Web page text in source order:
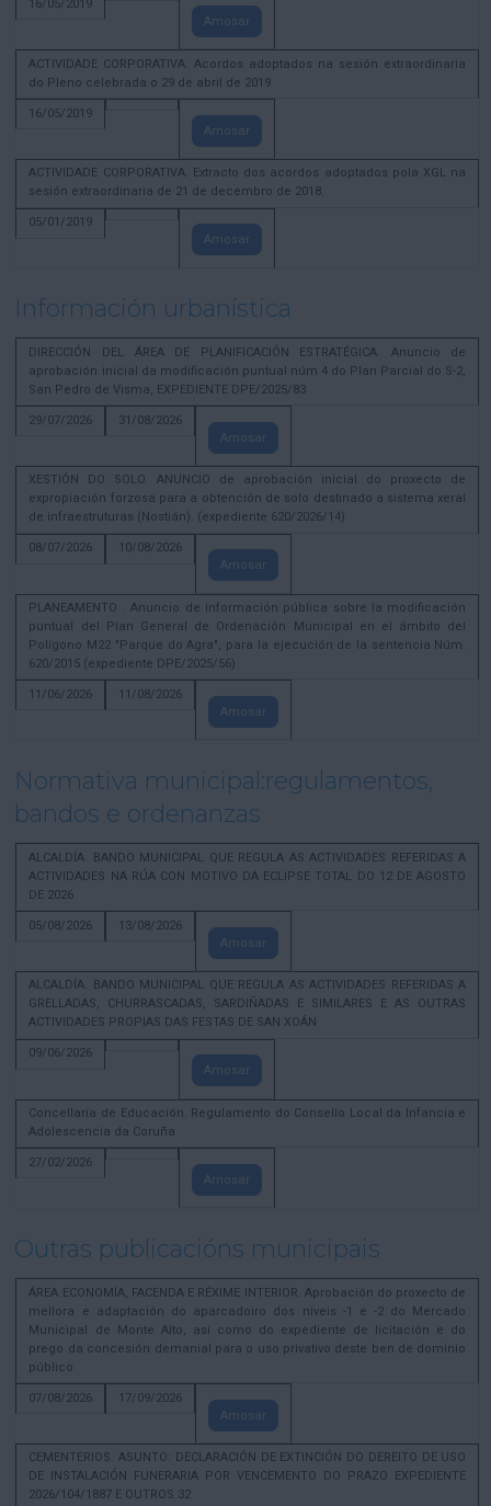
16/05/2019
Amosar
ACTIVIDADE CORPORATIVA. Acordos adoptados na sesión extraordinaria
do Pleno celebrada o 29 de abril de 2019
16/05/2019
Amosar
ACTIVIDADE CORPORATIVA. Extracto dos acordos adoptados pola XGL na
sesión extraordinaria de 21 de decembro de 2018.
05/01/2019
Amosar
Información urbanística
DIRECCIÓN DEL ÁREA DE PLANIFICACIÓN ESTRATÉGICA. Anuncio de
aprobación inicial da modificación puntual núm 4 do Plan Parcial do S-2,
San Pedro de Visma, EXPEDIENTE DPE/2025/83
29/07/2026
31/08/2026
Amosar
XESTIÓN DO SOLO. ANUNCIO de aprobación inicial do proxecto de
expropiación forzosa para a obtención de solo destinado a sistema xeral
de infraestruturas (Nostián). (expediente 620/2026/14)
08/07/2026
10/08/2026
Amosar
PLANEAMENTO . Anuncio de información pública sobre la modificación
puntual del Plan General de Ordenación Municipal en el ámbito del
Polígono M22 "Parque do Agra", para la ejecución de la sentencia Núm.
620/2015 (expediente DPE/2025/56)
11/06/2026
11/08/2026
Amosar
Normativa municipal:regulamentos,
bandos e ordenanzas
ALCALDÍA. BANDO MUNICIPAL QUE REGULA AS ACTIVIDADES REFERIDAS A
ACTIVIDADES NA RÚA CON MOTIVO DA ECLIPSE TOTAL DO 12 DE AGOSTO
DE 2026
05/08/2026
13/08/2026
Amosar
ALCALDÍA. BANDO MUNICIPAL QUE REGULA AS ACTIVIDADES REFERIDAS A
GRELLADAS, CHURRASCADAS, SARDIÑADAS E SIMILARES E AS OUTRAS
ACTIVIDADES PROPIAS DAS FESTAS DE SAN XOÁN
09/06/2026
Amosar
Concellaría de Educación. Regulamento do Consello Local da Infancia e
Adolescencia da Coruña
27/02/2026
Amosar
Outras publicacións municipais
ÁREA ECONOMÍA, FACENDA E RÉXIME INTERIOR. Aprobación do proxecto de
mellora e adaptación do aparcadoiro dos niveis -1 e -2 do Mercado
Municipal de Monte Alto, así como do expediente de licitación e do
prego da concesión demanial para o uso privativo deste ben de dominio
público
07/08/2026
17/09/2026
Amosar
CEMENTERIOS. ASUNTO: DECLARACIÓN DE EXTINCIÓN DO DEREITO DE USO
DE INSTALACIÓN FUNERARIA POR VENCEMENTO DO PRAZO EXPEDIENTE
2026/104/1887 E OUTROS 32